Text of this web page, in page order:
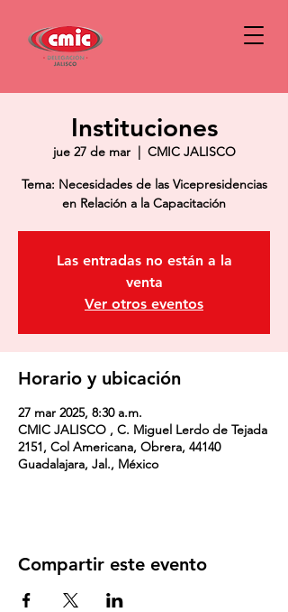
Instituciones
jue 27 de mar
  |
CMIC JALISCO
Tema: Necesidades de las Vicepresidencias
en Relación a la Capacitación
Las entradas no están a la
venta
Ver otros eventos
Horario y ubicación
27 mar 2025, 8:30 a.m.
CMIC JALISCO , C. Miguel Lerdo de Tejada
2151, Col Americana, Obrera, 44140
Guadalajara, Jal., México
Compartir este evento